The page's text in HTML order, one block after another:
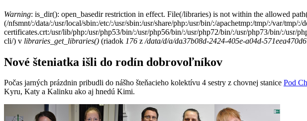
Warning: is_dir(): open_basedir restriction in effect. File(/libraries) is not within the allowed
(/nfsmnt/:/data/:/usr/local/sbin:/etc/:/usr/sbin:/usr/share/php:/usr/bin/:/apachetmp:/tmp/:/var/
certificates.crt:/usr/lib/php:/usr/php53/bin/:/usr/php56/bin/:/usr/php72/bin/:/usr/php73/bin/:/usr/
cli/) v libraries_get_libraries() (riadok 176 z /data/d/a/da37b08d-2424-405e-a04d-
Nové šteniatka išli do rodín dobrovoľníkov
Počas jarných prázdnin pribudli do nášho šteňacieho kolektívu 4 sestry z chovnej stanice Pod
Kyru, Katy a Kalinku ako aj hnedú Kimi.